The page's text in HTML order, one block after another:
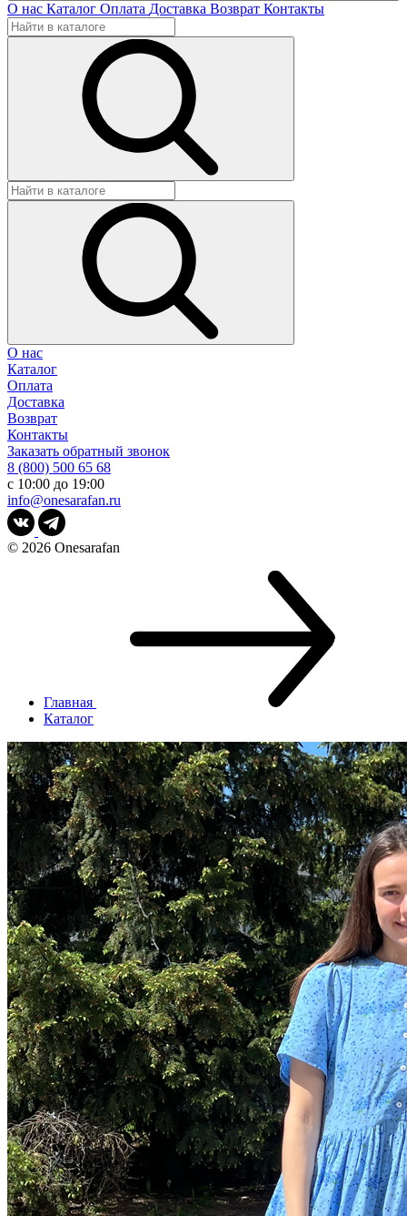
О нас Каталог Оплата Доставка Возврат Контакты
О нас
Каталог
Оплата
Доставка
Возврат
Контакты
Заказать обратный звонок
8 (800) 500 65 68
с 10:00 до 19:00
info@onesarafan.ru
© 2026 Onesarafan
Главная
Каталог